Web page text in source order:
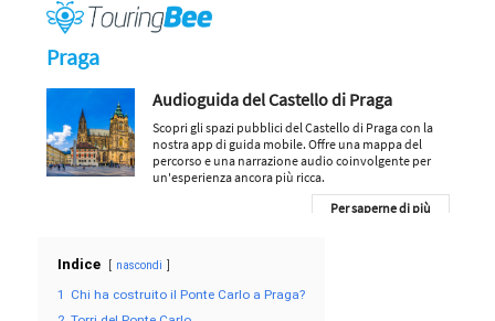
Indice nascondi
1
Chi ha costruito il Ponte Carlo a Praga?